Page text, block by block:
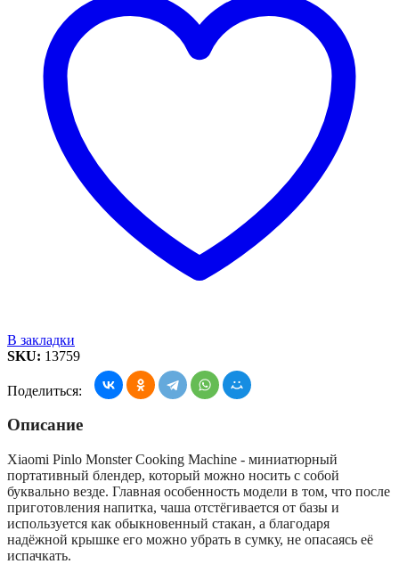
В закладки
SKU: 13759
Поделиться:
Описание
Xiaomi Pinlo Monster Cooking Machine - миниатюрный
портативный блендер, который можно носить с собой
буквально везде. Главная особенность модели в том, что после
приготовления напитка, чаша отстёгивается от базы и
используется как обыкновенный стакан, а благодаря
надёжной крышке его можно убрать в сумку, не опасаясь её
испачкать.